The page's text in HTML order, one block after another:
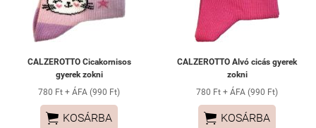
CALZEROTTO Cicakornisos
gyerek zokni
780 Ft + ÁFA (990 Ft)
 KOSÁRBA
CALZEROTTO Alvó cicás gyerek
zokni
780 Ft + ÁFA (990 Ft)
 KOSÁRBA